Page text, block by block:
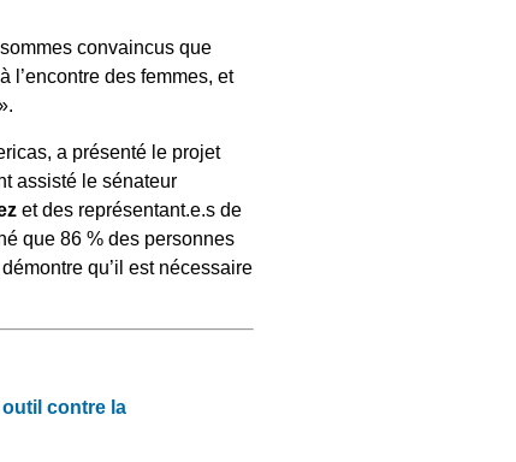
convaincus que
l’encontre des femmes, et
a présenté le projet
assisté le sénateur
et des représentant.e.s de
que 86 % des personnes
qu’il est nécessaire
outil contre la